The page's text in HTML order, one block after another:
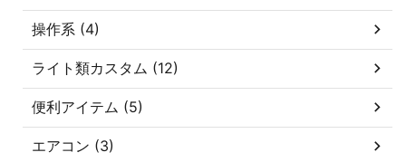
操作系 (4)
ライト類カスタム (12)
便利アイテム (5)
エアコン (3)